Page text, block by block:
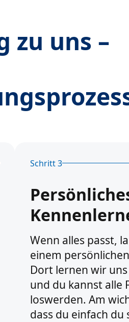
zu uns –
Schritt 3
Wenn alles passt,
einem
Dort lernen wir
und du kannst alle
loswerden. Am
dass du einfach du